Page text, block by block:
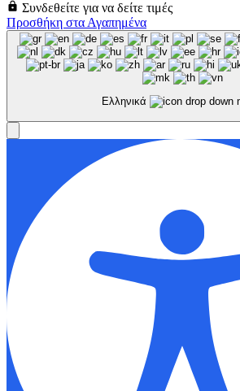
Συνδεθείτε για να δείτε τιμές
Προσθήκη στα Αγαπημένα
Ελληνικά